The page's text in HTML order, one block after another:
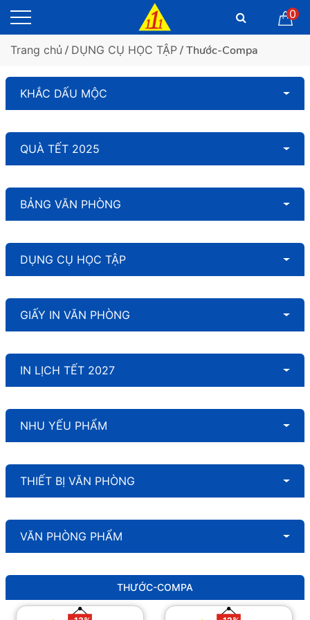
0
Trang chủ / DỤNG CỤ HỌC TẬP / Thước-Compa
KHẮC DẤU MỘC
QUÀ TẾT 2025
BẢNG VĂN PHÒNG
DỤNG CỤ HỌC TẬP
GIẤY IN VĂN PHÒNG
IN LỊCH TẾT 2027
NHU YẾU PHẨM
THIẾT BỊ VĂN PHÒNG
VĂN PHÒNG PHẨM
THƯỚC-COMPA